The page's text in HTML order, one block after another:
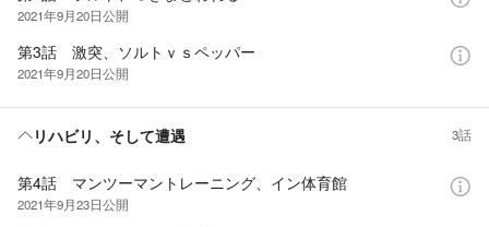
2021年9月20日公開
第3話 激突、ソルトｖｓペッパー
2021年9月20日公開
リハビリ、そして遭遇 3話
第4話 マンツーマントレーニング、イン体育館
2021年9月23日公開